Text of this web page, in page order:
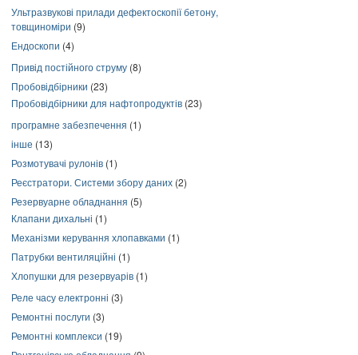
Ультразвукові прилади дефектоскопії бетону,
товщиноміри (9)
Ендоскопи (4)
Привід постійного струму (8)
Пробовідбірники (23)
Пробовідбірники для нафтопродуктів (23)
програмне забезпечення (1)
інше (13)
Розмотувачі рулонів (1)
Реєстратори. Системи збору даних (2)
Резервуарне обладнання (5)
Клапани дихальні (1)
Механізми керування хлопавками (1)
Патрубки вентиляційні (1)
Хлопушки для резервуарів (1)
Реле часу електронні (3)
Ремонтні послуги (3)
Ремонтні комплекси (19)